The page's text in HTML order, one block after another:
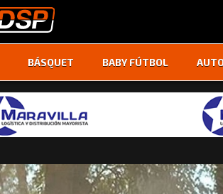
BÁSQUET BABY FÚTBOL